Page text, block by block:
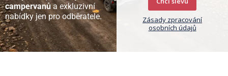
campervanůa exkluzivní
nabídky jen pro odběratele.
Zásady zpracování
osobních údajů